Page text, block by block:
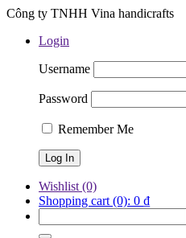
Công ty TNHH Vina handicrafts
Login
Username
Password
Remember Me
Wishlist (0)
Shopping cart (0): 0 ₫